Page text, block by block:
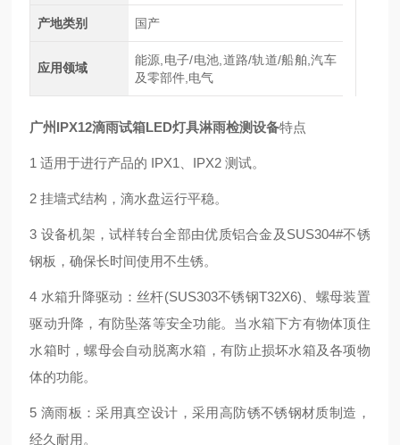
产地类别 国产
应用领域
能源,电子/电池,道路/轨道/船舶,汽车
及零部件,电气
广州IPX12滴雨试箱LED灯具淋雨检测设备特点
1 适用于进行产品的 IPX1、IPX2 测试。
2 挂墙式结构，滴水盘运行平稳。
3 设备机架，试样转台全部由优质铝合金及SUS304#不锈
钢板，确保长时间使用不生锈。
4 水箱升降驱动：丝杆(SUS303不锈钢T32X6)、螺母装置
驱动升降，有防坠落等安全功能。当水箱下方有物体顶住
水箱时，螺母会自动脱离水箱，有防止损坏水箱及各项物
体的功能。
5 滴雨板：采用真空设计，采用高防锈不锈钢材质制造，
经久耐用。